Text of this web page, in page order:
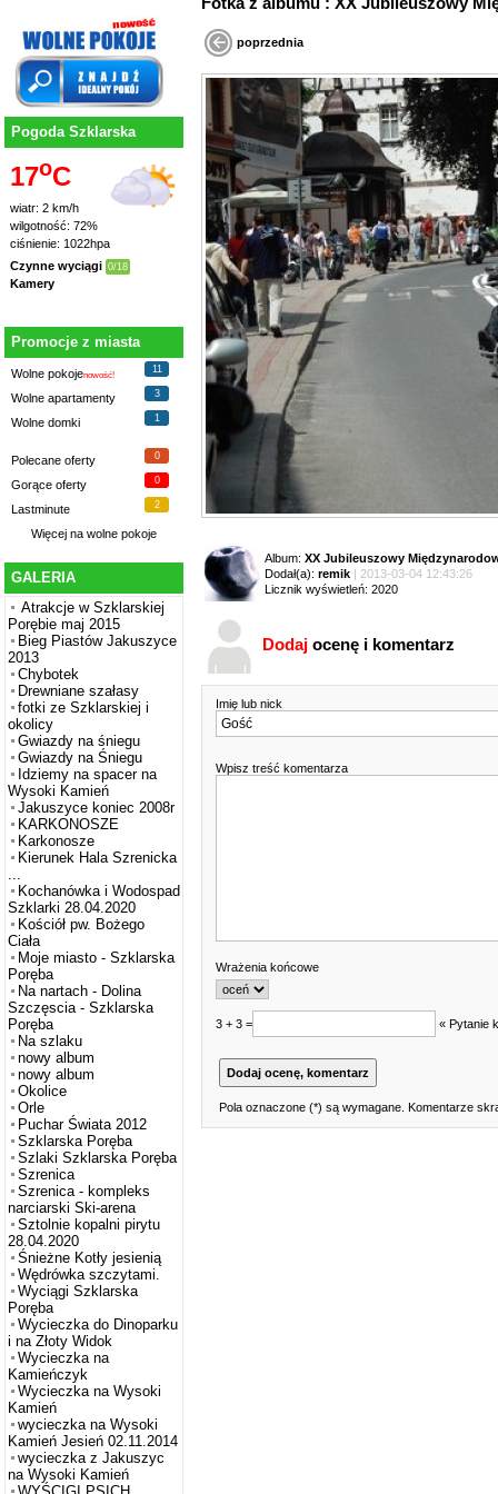
Pogoda Szklarska
17oC
wiatr: 2 km/h
wilgotność: 72%
ciśnienie: 1022hpa
Czynne wyciągi 0/18
Kamery
Promocje z miasta
Wolne pokojenowość!
11
Wolne apartamenty 3
Wolne domki 1
Polecane oferty 0
Gorące oferty 0
Lastminute 2
Więcej na wolne pokoje
GALERIA
Atrakcje w Szklarskiej
Porębie maj 2015
Bieg Piastów Jakuszyce
2013
Chybotek
Drewniane szałasy
fotki ze Szklarskiej i
okolicy
Gwiazdy na śniegu
Gwiazdy na Śniegu
Idziemy na spacer na
Wysoki Kamień
Jakuszyce koniec 2008r
KARKONOSZE
Karkonosze
Kierunek Hala Szrenicka
...
Kochanówka i Wodospad
Szklarki 28.04.2020
Kościół pw. Bożego
Ciała
Moje miasto - Szklarska
Poręba
Na nartach - Dolina
Szczęscia - Szklarska
Poręba
Na szlaku
nowy album
nowy album
Okolice
Orle
Puchar Świata 2012
Szklarska Poręba
Szlaki Szklarska Poręba
Szrenica
Szrenica - kompleks
narciarski Ski-arena
Sztolnie kopalni pirytu
28.04.2020
Śnieżne Kotły jesienią
Wędrówka szczytami.
Wyciągi Szklarska
Poręba
Wycieczka do Dinoparku
i na Złoty Widok
Wycieczka na
Kamieńczyk
Wycieczka na Wysoki
Kamień
wycieczka na Wysoki
Kamień Jesień 02.11.2014
wycieczka z Jakuszyc
na Wysoki Kamień
poprzednia
Album: XX Jubileuszowy
Dodał(a): remik | 2013-03-04 12:43:26
Licznik wyświetleń: 2020
Dodaj ocenę i komentarz
Imię lub nick
Wpisz treść komentarza
Wrażenia końcowe
3 + 3 = « Pytanie
Pola oznaczone (*) są wymagane. Komentarze